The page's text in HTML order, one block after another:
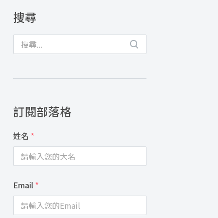
搜尋
訂閱部落格
姓名 *
Email *